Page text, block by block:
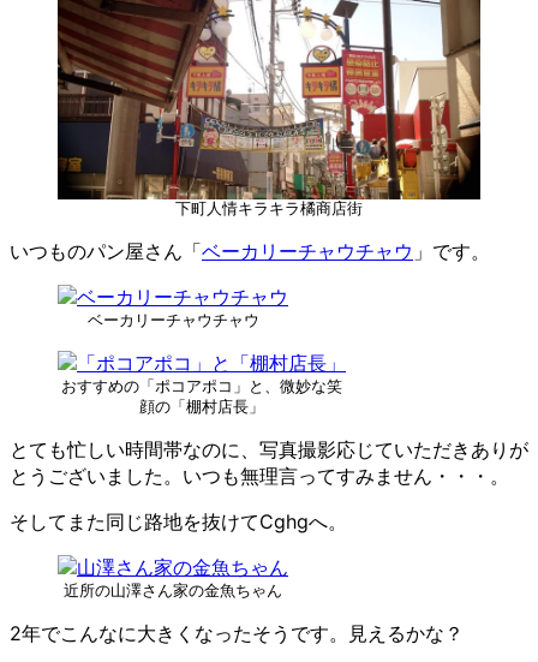
下町人情キラキラ橘商店街
いつものパン屋さん「ベーカリーチャウチャウ 」です。
ベーカリーチャウチャウ
おすすめの「ポコアポコ」と、微妙な笑
顔の「棚村店長」
とても忙しい時間帯なのに、写真撮影応じていただきありが
とうございました。いつも無理言ってすみません・・・。
そしてまた同じ路地を抜けてCghgへ。
近所の山澤さん家の金魚ちゃん
2年でこんなに大きくなったそうです。見えるかな？